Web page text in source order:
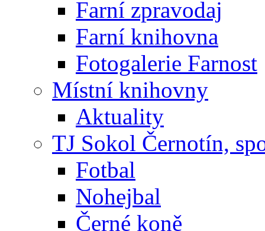
Farní zpravodaj
Farní knihovna
Fotogalerie Farnost
Místní knihovny
Aktuality
TJ Sokol Černotín,
Fotbal
Nohejbal
Černé koně